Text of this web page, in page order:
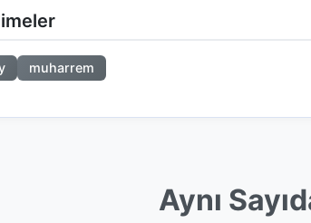
muharrem
Aynı